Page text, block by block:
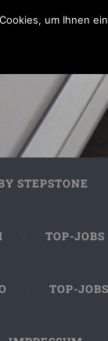
STEPSTONE
TOP-
TOP-
um Ihnen